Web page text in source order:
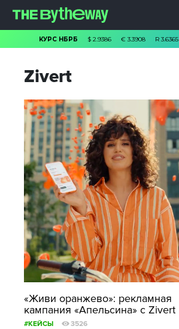
КУРС НБРБ $2.9386 € 3.3908 R3.6365
Zivert
«Живи оранжево»: рекламная
кампания «Апельсина» с Zivert
#КЕЙСЫ 3526